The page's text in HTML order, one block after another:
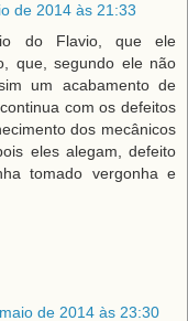
de 2014 às 21:33
do Flavio, que ele
que, segundo ele não
um acabamento de
com os defeitos
dos mecânicos
eles alegam, defeito
tomado vergonha e
de 2014 às 23:30